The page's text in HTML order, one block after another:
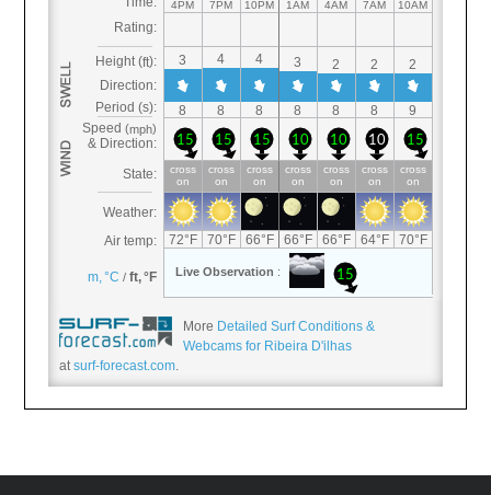
More Detailed Surf Conditions &
Webcams for Ribeira D'ilhas
atsurf-forecast.com.